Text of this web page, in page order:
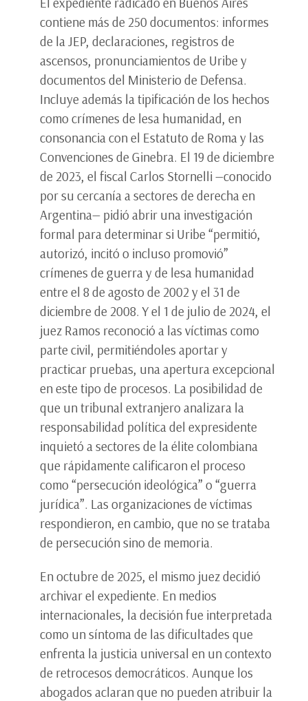
contiene más de 250 documentos: informes
de la JEP, declaraciones, registros de
ascensos, pronunciamientos de Uribe y
documentos del Ministerio de Defensa.
Incluye además la tipificación de los hechos
como crímenes de lesa humanidad, en
consonancia con el Estatuto de Roma y las
Convenciones de Ginebra. El 19 de diciembre
de 2023, el fiscal Carlos Stornelli —conocido
por su cercanía a sectores de derecha en
Argentina— pidió abrir una investigación
formal para determinar si Uribe “permitió,
autorizó, incitó o incluso promovió”
crímenes de guerra y de lesa humanidad
entre el 8 de agosto de 2002 y el 31 de
diciembre de 2008. Y el 1 de julio de 2024, el
juez Ramos reconoció a las víctimas como
parte civil, permitiéndoles aportar y
practicar pruebas, una apertura excepcional
en este tipo de procesos. La posibilidad de
que un tribunal extranjero analizara la
responsabilidad política del expresidente
inquietó a sectores de la élite colombiana
que rápidamente calificaron el proceso
como “persecución ideológica” o “guerra
jurídica”. Las organizaciones de víctimas
respondieron, en cambio, que no se trataba
de persecución sino de memoria.
En octubre de 2025, el mismo juez decidió
archivar el expediente. En medios
internacionales, la decisión fue interpretada
como un síntoma de las dificultades que
enfrenta la justicia universal en un contexto
de retrocesos democráticos. Aunque los
abogados aclaran que no pueden atribuir la